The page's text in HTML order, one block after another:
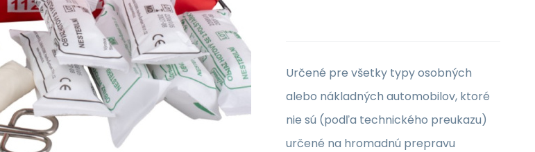
Určené pre všetky typy osobných
alebo nákladných automobilov, ktoré
nie sú (podľa technického preukazu)
určené na hromadnú prepravu